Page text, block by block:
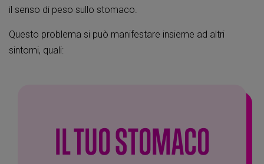
il senso di peso sullo stomaco.
Questo problema si può manifestare insieme ad altri
sintomi, quali:
IL TUO STOMACO